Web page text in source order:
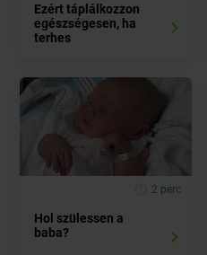
Ezért táplálkozzon
egészségesen, ha
terhes
2 perc
Hol szülessen a
baba?